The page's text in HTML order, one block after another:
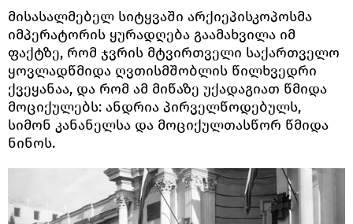
მისასალმებელ სიტყვაში არქიეპისკოპოსმა
იმპერატორის ყურადღება გაამახვილა იმ
ფაქტზე, რომ ჯვრის მტვირთველი საქართველო
ყოვლადწმიდა ღვთისმშობლის წილხვედრი
ქვეყანაა, და რომ ამ მიწაზე უქადაგიათ წმიდა
მოციქულებს: ანდრია პირველწოდებულს,
სიმონ კანანელსა და მოციქულთასწორ წმიდა
ნინოს.